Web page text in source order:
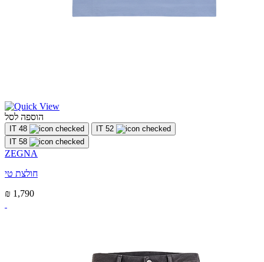
הוספה לסל
IT 48
IT 52
IT 58
ZEGNA
חולצת טי
₪ 1,790